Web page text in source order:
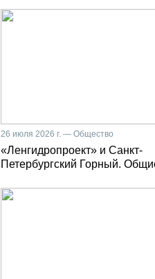
26 июля 2026 г. — Общество
«Ленгидропроект» и Санкт-
Петербургский Горный.